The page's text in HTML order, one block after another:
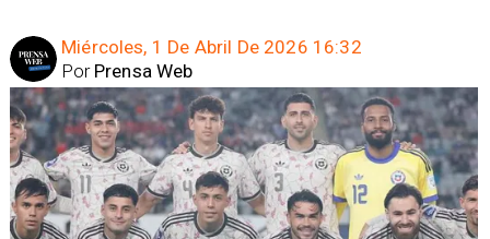
Miércoles, 1 De Abril De 2026 16:32
Prensa Web
Por